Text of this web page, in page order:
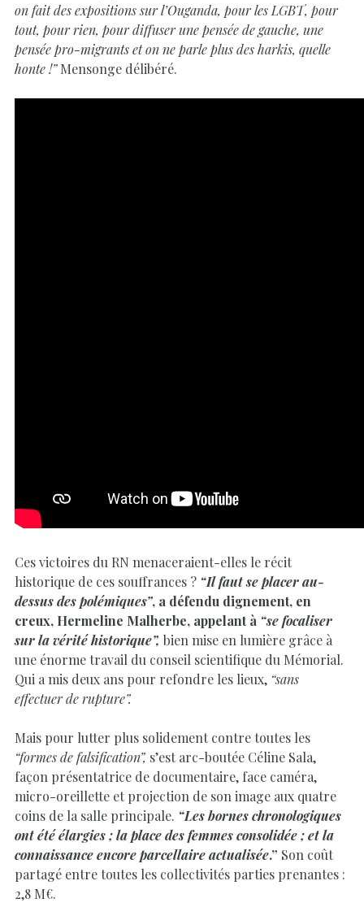
on fait des expositions sur l’Ouganda, pour les LGBT, pour
tout, pour rien, pour diffuser une pensée de gauche, une
pensée pro-migrants et on ne parle plus des harkis, quelle
honte !”Mensonge délibéré.
Ces victoires du RN menaceraient-elles le récit
historique de ces souffrances ? “Il faut se placer au-
dessus des polémiques”, a défendu dignement, en
creux, Hermeline Malherbe, appelant à “se focaliser
sur la vérité historique”, bien mise en lumière grâce à
une énorme travail du conseil scientifique du Mémorial.
Qui a mis deux ans pour refondre les lieux, “sans
effectuer de rupture”.
Mais pour lutter plus solidement contre toutes les
“formes de falsification”, s’est arc-boutée Céline Sala,
façon présentatrice de documentaire, face caméra,
micro-oreillette et projection de son image aux quatre
coins de la salle principale. “Les bornes chronologiques
ont été élargies ; la place des femmes consolidée ; et la
connaissance encore parcellaire actualisée.” Son coût
partagé entre toutes les collectivités parties prenantes :
2,8 M€.